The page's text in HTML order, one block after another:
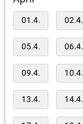
01.4. 02.4.
05.4. 06.4.
09.4. 10.4.
13.4. 14.4.